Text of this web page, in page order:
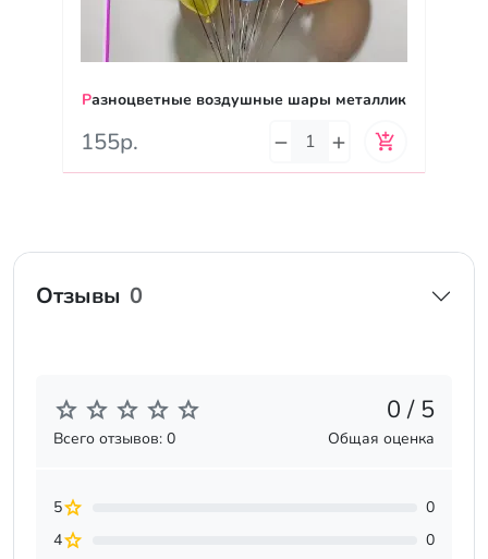
Разноцветные воздушные шары металлик
155р.
Отзывы 0
0 / 5
Всего отзывов: 0 Общая оценка
5
0
4
0